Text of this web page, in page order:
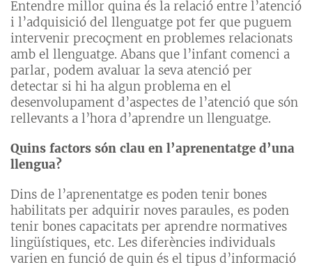
Entendre millor quina és la relació entre l’atenció
i l’adquisició del llenguatge pot fer que puguem
intervenir precoçment en problemes relacionats
amb el llenguatge. Abans que l’infant comenci a
parlar, podem avaluar la seva atenció per
detectar si hi ha algun problema en el
desenvolupament d’aspectes de l’atenció que són
rellevants a l’hora d’aprendre un llenguatge.
Quins factors són clau en l’aprenentatge d’una
llengua?
Dins de l’aprenentatge es poden tenir bones
habilitats per adquirir noves paraules, es poden
tenir bones capacitats per aprendre normatives
lingüístiques, etc. Les diferències individuals
varien en funció de quin és el tipus d’informació